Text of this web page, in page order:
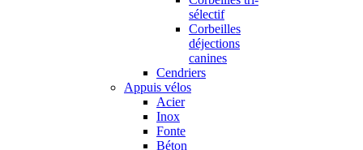
sélectif
Corbeilles
déjections
canines
Cendriers
Appuis vélos
Acier
Inox
Fonte
Béton